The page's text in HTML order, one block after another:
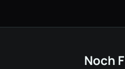
Noch